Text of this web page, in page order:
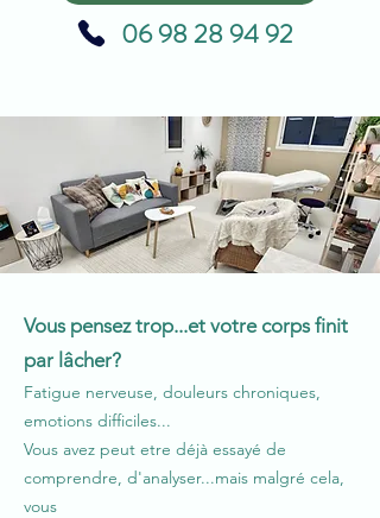
06 98 28 94 92
Vous pensez trop...et votre corps finit
par lâcher?
Fatigue nerveuse, douleurs chroniques,
emotions difficiles...
Vous avez peut etre déjà essayé de
comprendre, d'analyser...mais malgré cela,
vous